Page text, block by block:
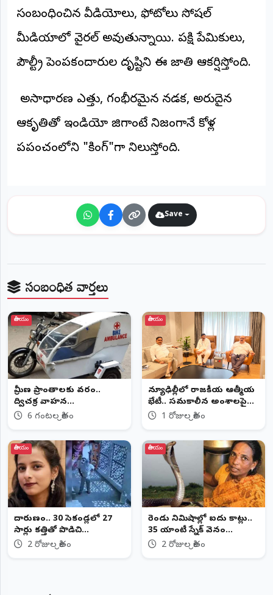
(Login)
©
2026
NEWS
పక్షం
సంబంధించిన వీడియోలు, ఫోటోలు సోషల్
మీడియాలో వైరల్ అవుతున్నాయి. పక్షి ప్రేమికులు,
పౌల్ట్రీ పెంపకందారుల దృష్టిని ఈ జాతి ఆకర్షిస్తోంది.
అసాధారణ ఎత్తు, గంభీరమైన నడక, అరుదైన
ఆకృతితో ఇండియో జిగాంటే నిజంగానే కోళ్ల
ప్రపంచంలోని "కింగ్"గా నిలుస్తోంది.
Save
సంబంధిత వార్తలు
జాతీయం
గ్రామీణ ప్రాంతాలకు వరం..
ద్విచక్ర వాహన
అంబులెన్సులకు కేంద్రం గ్రీన్
6 గంటల క్రితం
జాతీయం
న్యూఢిల్లీలో రాజకీయ ఆత్మీయ
భేటీ.. సమకాలీన అంశాలపై
చర్చ1 రోజుల క్రితం
జాతీయం
దారుణం.. 30 సెకండ్లలో 27
సార్లు కత్తితో పొడిచి
ఉపాధ్యాయురాలి హత్య
2 రోజుల క్రితం
జాతీయం
రెండు నిమిషాల్లో ఐదు కాట్లు..
35 యాంటీ స్నేక్ వెనం
ఇంజెక్షన్లతో మహిళకు
2 రోజుల క్రితం